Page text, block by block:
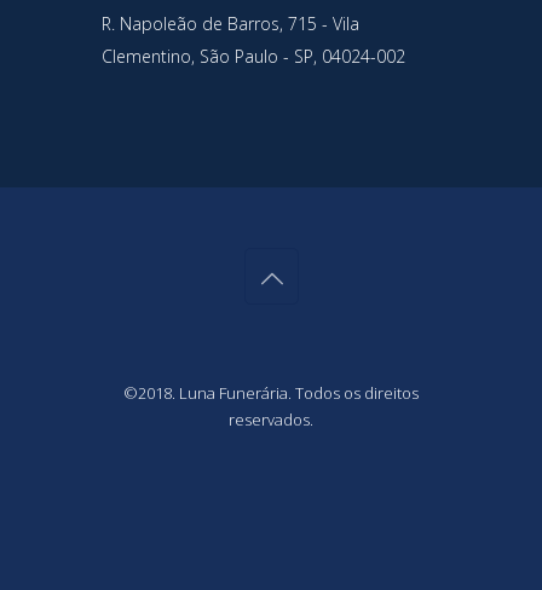
R. Napoleão de Barros, 715 - Vila
Clementino, São Paulo - SP, 04024-002
©2018. Luna Funerária. Todos os direitos
reservados.